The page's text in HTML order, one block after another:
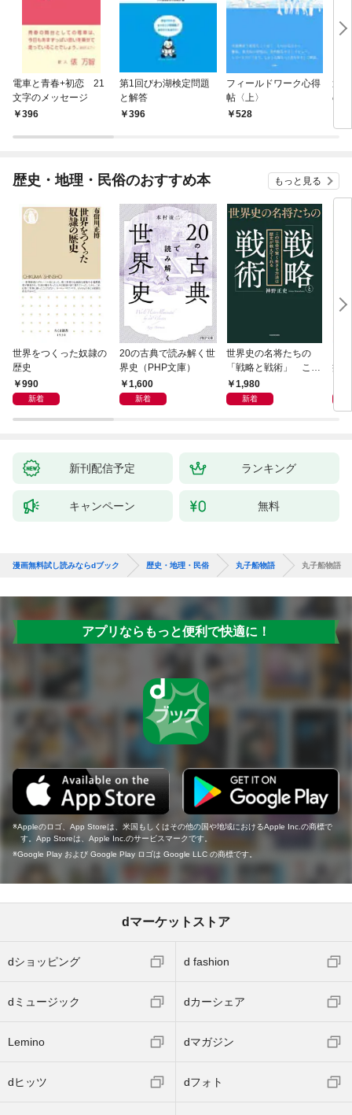
電車と青春+初恋 21
文字のメッセージ
396
第1回びわ湖検定問題
と解答
396
フィールドワーク心得
帖〈上〉
528
近
の
歴史・地理・民俗のおすすめ本 もっと見る
世界をつくった奴隷の
歴史
990
新着
20の古典で読み解く世
界史（PHP文庫）
1,600
新着
世界史の名将たちの
「戦略と戦術」 この
社会で賢く生きる方法
は歴史が教えてくれる
1,980
新着
痛
新刊配信予定 ランキング
キャンペーン 無料
漫画無料試し読みならdブック 歴史・地理・民俗 丸子船物語 丸子船物語
アプリならもっと便利で快適に！
Appleのロゴ、App Storeは、米国もしくはその他の国や地域におけるApple Inc.の商標で
す。App Storeは、Apple Inc.のサービスマークです。
Google Play および Google Play ロゴは Google LLC の商標です。
dマーケットストア
dショッピング d fashion
dミュージック dカーシェア
Lemino dマガジン
dヒッツ dフォト